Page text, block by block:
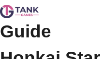
Guide